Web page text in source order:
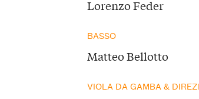
Lorenzo Feder
BASSO
Matteo Bellotto
VIOLA DA GAMBA &